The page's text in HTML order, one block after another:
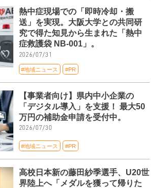
熱中症現場での「即時冷却・搬
送」を実現。大阪大学との共同研
究で得た知見から生まれた「熱中
症救護袋 NB-001」。
2026/07/31
#地域ニュース #PR
【事業者向け】県内中小企業の
「デジタル導入」を支援！ 最大50
万円の補助金申請を受付中。
2026/07/30
#地域ニュース #PR
高校日本新の藤田紗季選手、U20世
界陸上へ「メダルを獲って帰りた